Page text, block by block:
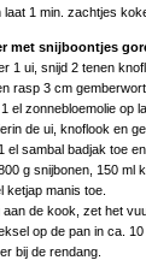
laat 1 min. zachtjes
met snijboontjes
1 ui, snijd 2 tenen
rasp 3 cm
el zonnebloemolie op
de ui, knoflook en
el sambal badjak toe
g snijbonen, 150 ml
ketjap manis toe.
aan de kook, zet het
op de pan in ca. 10
bij de rendang.